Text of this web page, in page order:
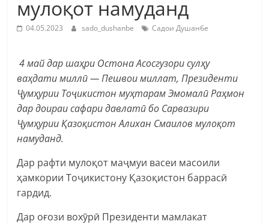
мулоқот намуданд
04.05.2023 sado_dushanbe Садои Душанбе
4 май дар шаҳри Остона Асосгузори сулҳу
ваҳдати миллӣ — Пешвои миллат, Президенти
Ҷумҳурии Тоҷикистон муҳтарам Эмомалӣ Раҳмон
дар доираи сафари давлатӣ бо Сарвазири
Ҷумҳурии Қазоқистон Алихан Смаилов мулоқот
намуданд.
Дар рафти мулоқот маҷмуи васеи масоили
ҳамкории Тоҷикистону Қазоқистон баррасӣ
гардид.
Дар оғози вохӯрӣ Президенти мамлакат